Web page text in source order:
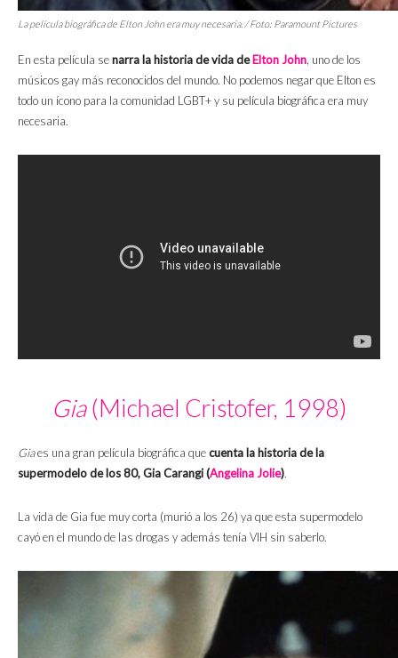
La película biográfica de Elton John era muy necesaria. / Foto: Paramount Pictures
En esta película senarra la historia de vida deElton John , uno de los
músicos gay más reconocidos del mundo. No podemos negar que Elton es
todo un ícono para la comunidad LGBT+ y su película biográfica era muy
necesaria.
Gia(Michael Cristofer, 1998)
Giaes una gran película biográfica quecuenta la historia de la
supermodelo de los 80, Gia Carangi (Angelina Jolie).
La vida de Gia fue muy corta (murió a los 26) ya que esta supermodelo
cayó en el mundo de las drogas y además tenía VIH sin saberlo.